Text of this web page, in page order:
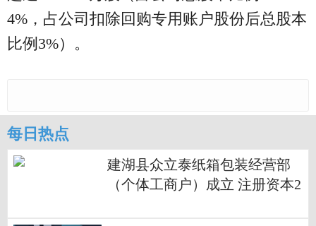
4%，占公司扣除回购专用账户股份后总股本
比例3%）。
每日热点
建湖县众立泰纸箱包装经营部
（个体工商户）成立 注册资本2